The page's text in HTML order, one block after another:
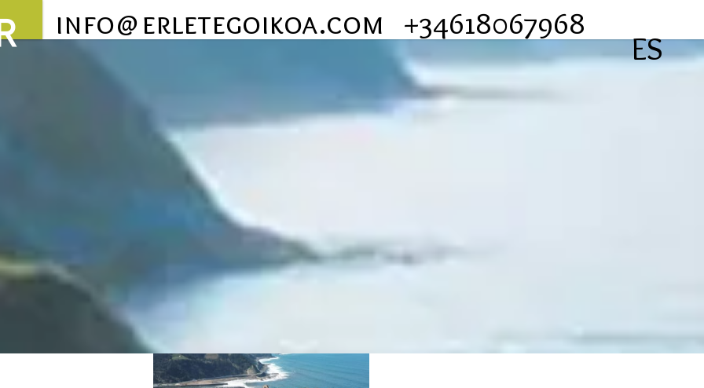
info@erletegoikoa.com +34618067968
ES